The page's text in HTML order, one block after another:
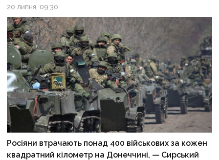
20 липня, 09:30
Росіяни втрачають понад 400 військових за кожен
квадратний кілометр на Донеччині, — Сирський